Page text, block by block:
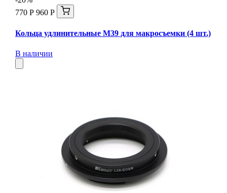
770 Р 960 Р
Кольца удлинительные М39 для макросъемки (4 шт.)
В наличии